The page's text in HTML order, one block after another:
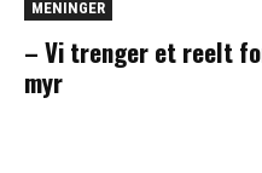
MENINGER
– Vi trenger et reelt
myr